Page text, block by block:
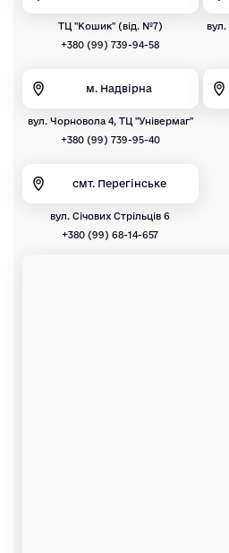
ТЦ "Кошик" (від. №7)
+380 (99) 739-94-58
м. Надвірна
вул. Чорновола 4, ТЦ "Універмаг"
+380 (99) 739-95-40
смт. Перегінське
вул. Січових Стрільців 6
+380 (99) 68-14-657